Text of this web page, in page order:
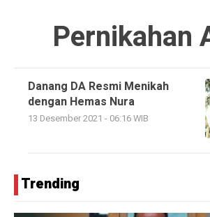
Pernikahan
Danang DA Resmi Menikah
dengan Hemas Nura
13 Desember 2021 - 06:16 WIB
Trending